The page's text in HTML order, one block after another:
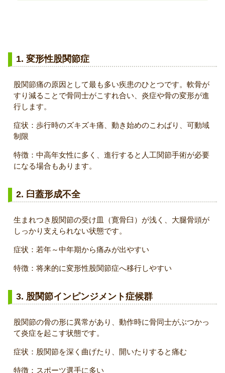
1. 変形性股関節症
股関節痛の原因として最も多い疾患のひとつです。軟骨が
すり減ることで骨同士がこすれ合い、炎症や骨の変形が進
行します。
症状：歩行時のズキズキ痛、動き始めのこわばり、可動域
制限
特徴：中高年女性に多く、進行すると人工関節手術が必要
になる場合もあります。
2. 臼蓋形成不全
生まれつき股関節の受け皿（寛骨臼）が浅く、大腿骨頭が
しっかり支えられない状態です。
症状：若年～中年期から痛みが出やすい
特徴：将来的に変形性股関節症へ移行しやすい
3. 股関節インピンジメント症候群
股関節の骨の形に異常があり、動作時に骨同士がぶつかっ
て炎症を起こす状態です。
症状：股関節を深く曲げたり、開いたりすると痛む
特徴：スポーツ選手に多い